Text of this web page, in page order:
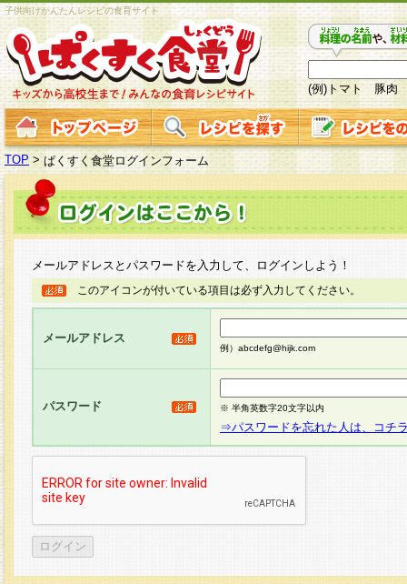
子供向けかんたんレシピの食育サイト
(例)トマト 豚肉
TOP > ぱくすく食堂ログインフォーム
メールアドレスとパスワードを入力して、ログインしよう！
このアイコンが付いている項目は必ず入力してください。
メールアドレス
例）abcdefg@hijk.com
パスワード ※ 半角英数字20文字以内
⇒パスワードを忘れた人は、コチ